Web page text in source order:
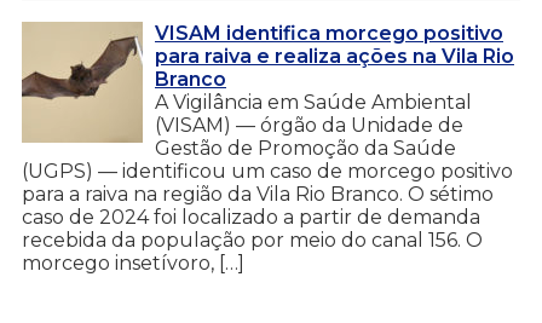
VISAM identifica morcego positivo
para raiva e realiza ações na Vila Rio
Branco
A Vigilância em Saúde Ambiental
(VISAM) — órgão da Unidade de
Gestão de Promoção da Saúde
(UGPS) — identificou um caso de morcego positivo
para a raiva na região da Vila Rio Branco. O sétimo
caso de 2024 foi localizado a partir de demanda
recebida da população por meio do canal 156. O
morcego insetívoro, […]